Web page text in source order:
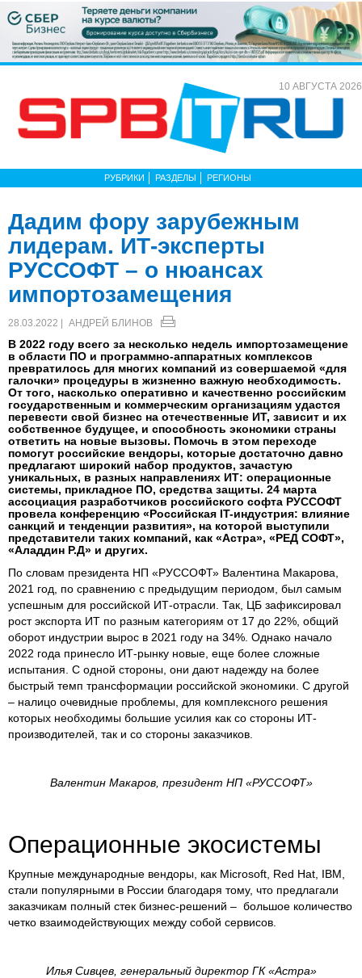
10 АВГУСТА 2026
РУБРИКИ РАЗДЕЛЫ РЕГИОНЫ
Дадим фору зарубежным
лидерам. ИТ-эксперты
РУССОФТ – о нюансах
импортозамещения
28.03.2022 | АНДРЕЙ БЛИНОВ
В 2022 году всего за несколько недель импортозамещение
в области ПО и программно-аппаратных комплексов
превратилось для многих компаний из совершаемой «для
галочки» процедуры в жизненно важную необходимость.
От того, насколько оперативно и качественно российским
государственным и коммерческим организациям удастся
перевести свой бизнес на отечественные ИТ, зависит и их
собственное будущее, и способность экономики страны
ответить на новые вызовы. Помочь в этом переходе
помогут российские вендоры, которые достаточно давно
предлагают широкий набор продуктов, зачастую
уникальных, в разных направлениях ИТ: операционные
системы, прикладное ПО, средства защиты. 24 марта
ассоциация разработчиков российского софта РУССОФТ
провела конференцию «Российская IT-индустрия: влияние
санкций и тенденции развития», на которой выступили
представители таких компаний, как «Астра», «РЕД СОФТ»,
«Аладдин Р.Д» и других.
По словам президента НП «РУССОФТ» Валентина Макарова,
2021 год, по сравнению с предыдущим периодом, был самым
успешным для российской ИТ-отрасли. Так, ЦБ зафиксировал
рост экспорта ИТ по разным категориям от 17 до 22%, общий
оборот индустрии вырос в 2021 году на 34%. Однако начало
2022 года принесло ИТ-рынку новые, еще более сложные
испытания. С одной стороны, они дают надежду на более
быстрый темп трансформации российской экономики. С другой
– налицо очевидные проблемы, для комплексного решения
которых необходимы большие усилия как со стороны ИТ-
производителей, так и со стороны заказчиков.
Валентин Макаров, президент НП «РУССОФТ»
Операционные экосистемы
Крупные международные вендоры, как Microsoft, Red Hat, IBM,
стали популярными в России благодаря тому, что предлагали
заказчикам полный стек бизнес-решений – большое количество
четко взаимодействующих между собой сервисов.
Илья Сивцев, генеральный директор ГК «Астра»